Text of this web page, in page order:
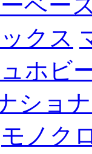
クス
ホビ
ショ
モノク